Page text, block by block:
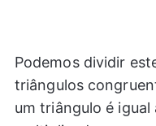
Podemos dividir
triângulos
um triângulo é igual